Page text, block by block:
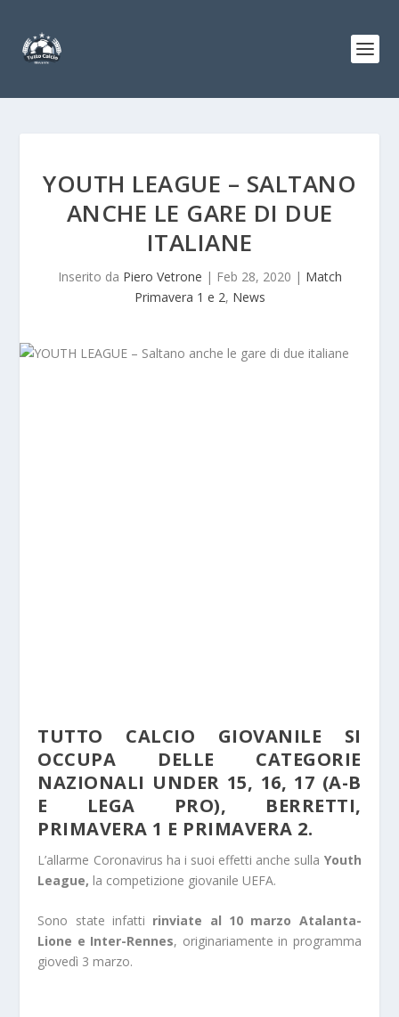
YOUTH LEAGUE – SALTANO
ANCHE LE GARE DI DUE
ITALIANE
Inserito da Piero Vetrone | Feb 28, 2020 | Match
Primavera 1 e 2, News
TUTTO CALCIO GIOVANILE SI
OCCUPA DELLE CATEGORIE
NAZIONALI UNDER 15, 16, 17 (A-B
E LEGA PRO), BERRETTI,
PRIMAVERA 1 E PRIMAVERA 2.
L’allarme Coronavirus ha i suoi effetti anche sulla Youth
League, la competizione giovanile UEFA.
Sono state infatti rinviate al 10 marzo Atalanta-
Lione e Inter-Rennes, originariamente in programma
giovedì 3 marzo.